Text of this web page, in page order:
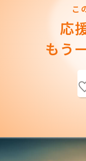
こ
応
もう